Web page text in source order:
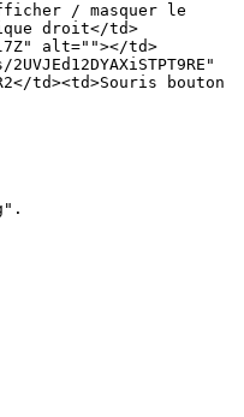
/ masquer le
droit</td>
alt=""></td>
td><td>Souris bouton